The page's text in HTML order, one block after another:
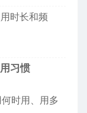
时长和频
习惯
何时用、用多